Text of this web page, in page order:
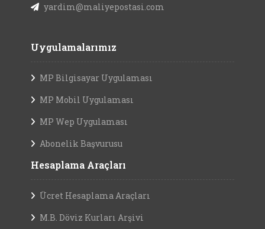
yardim@maliyepostasi.com
Uygulamalarımız
MP Bilgisayar Uygulaması
MP Mobil Uygulaması
MP Wep Uygulaması
Abonelik Başvurusu
Hesaplama Araçları
Ücret Hesaplama Araçları
M.B. Döviz Kurları Arşivi